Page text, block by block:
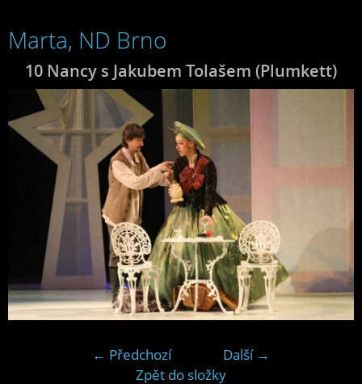
Marta, ND Brno
10 Nancy s Jakubem Tolašem (Plumkett)
← Předchozí
Další →
Zpět do složky